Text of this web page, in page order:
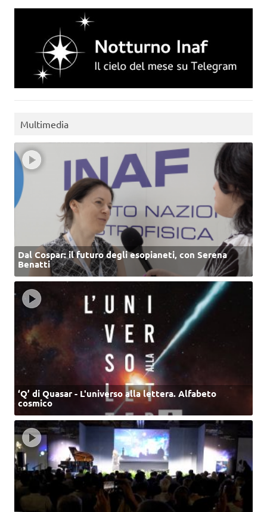
Multimedia
Dal Cospar: il futuro degli esopianeti, con Serena
Benatti
‘Q’ di Quasar - L'universo alla lettera. Alfabeto
cosmico